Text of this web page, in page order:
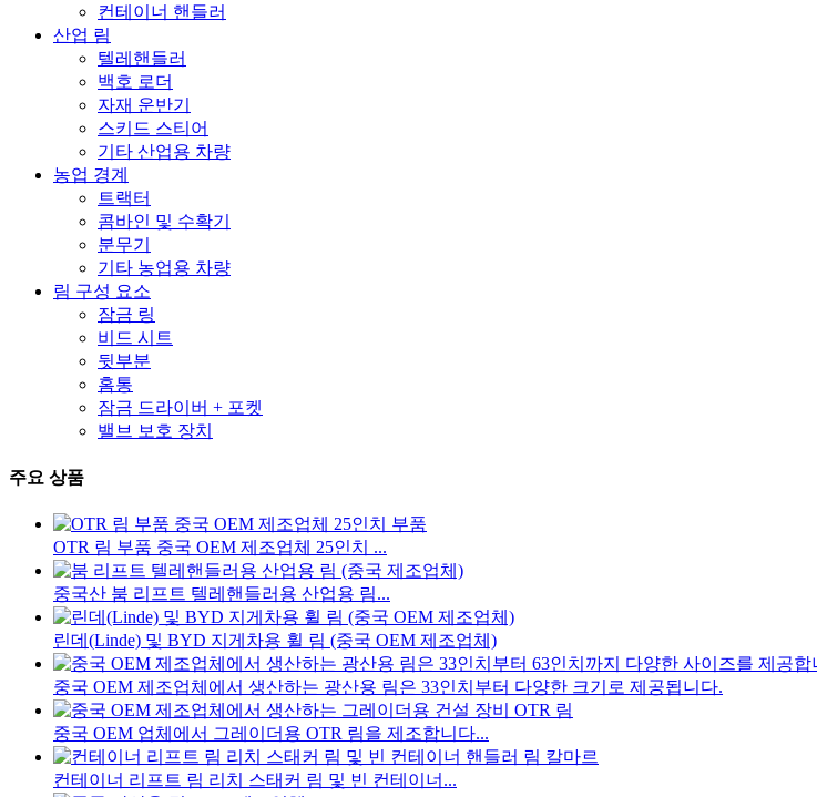
컨테이너 핸들러
산업 림
텔레핸들러
백호 로더
자재 운반기
스키드 스티어
기타 산업용 차량
농업 경계
트랙터
콤바인 및 수확기
분무기
기타 농업용 차량
림 구성 요소
잠금 링
비드 시트
뒷부분
홈통
잠금 드라이버 + 포켓
밸브 보호 장치
주요 상품
OTR 림 부품 중국 OEM 제조업체 25인치 ...
중국산 붐 리프트 텔레핸들러용 산업용 림...
린데(Linde) 및 BYD 지게차용 휠 림 (중국 OEM 제조업체)
중국 OEM 제조업체에서 생산하는 광산용 림은 33인치부터 다양한 크기로 제공됩니다.
중국 OEM 업체에서 그레이더용 OTR 림을 제조합니다...
컨테이너 리프트 림 리치 스태커 림 및 빈 컨테이너...